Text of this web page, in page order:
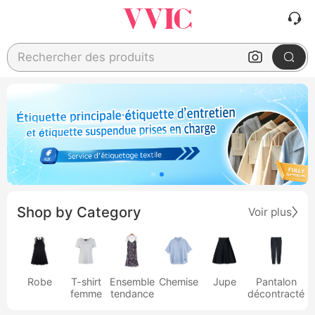
Rechercher des produits
Shop by Category Voir plus
Robe
T-shirt
femme
Ensemble
tendance
Chemise Jupe
Pantalon
décontracté